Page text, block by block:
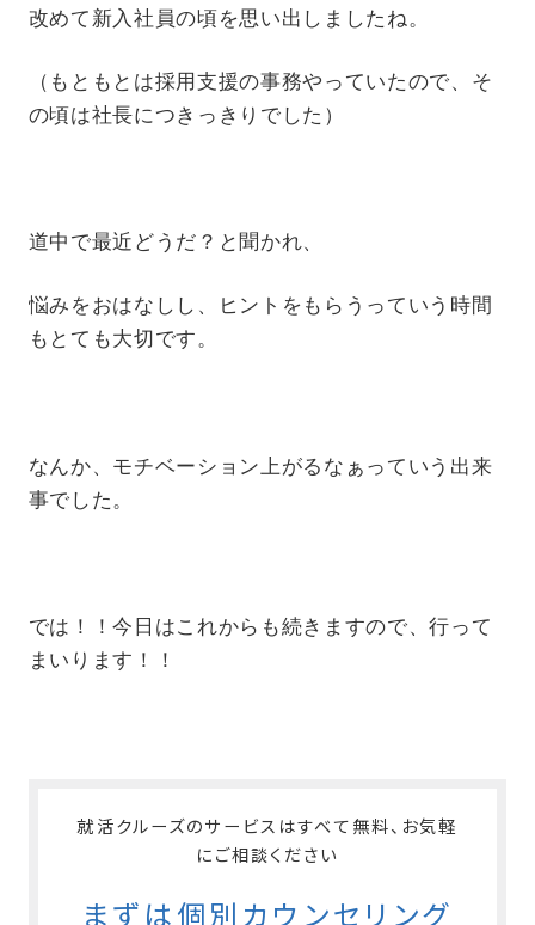
改めて新入社員の頃を思い出しましたね。
（もともとは採用支援の事務やっていたので、そ
の頃は社長につきっきりでした）
道中で最近どうだ？と聞かれ、
悩みをおはなしし、ヒントをもらうっていう時間
もとても大切です。
なんか、モチベーション上がるなぁっていう出来
事でした。
では！！今日はこれからも続きますので、行って
まいります！！
就活クルーズのサービスはすべて無料、お気軽
にご相談ください
まずは個別カウンセリング